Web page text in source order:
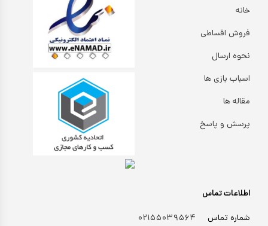
اطلاعات تماس
شماره تماس
۰۲۱۵۵۰۳۹۵۶۴
خانه
فروش اقساطی
نحوه ارسال
اسباب بازی ها
مقاله ها
پرسش و پاسخ